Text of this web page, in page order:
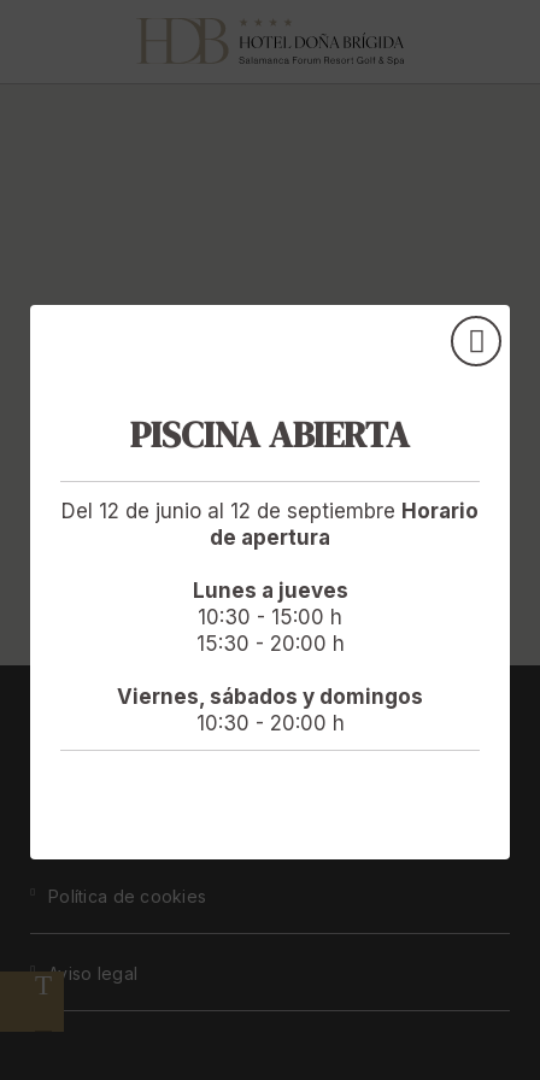
HOTEL DOÑA BRÍGIDA - SALAMANCA FORUM
Política de cookies
Aviso legal
PISCINA ABIERTA
Del 12 de junio al 12 de septiembre Horario
de apertura
Lunes a jueves
10:30 - 15:00 h
15:30 - 20:00 h
Viernes, sábados y domingos
10:30 - 20:00 h